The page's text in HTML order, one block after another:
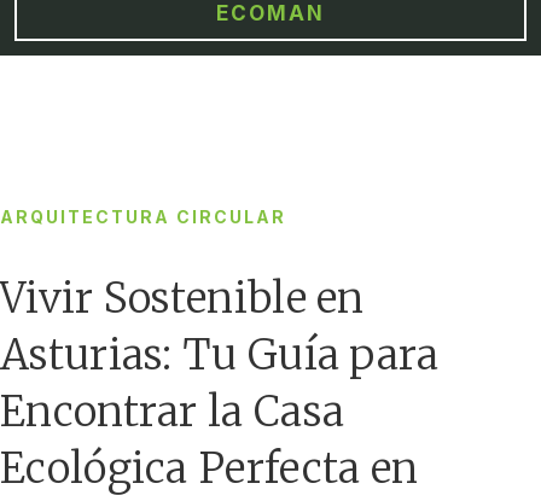
ECOMAN
ARQUITECTURA CIRCULAR
Vivir Sostenible en
Asturias: Tu Guía para
Encontrar la Casa
Ecológica Perfecta en